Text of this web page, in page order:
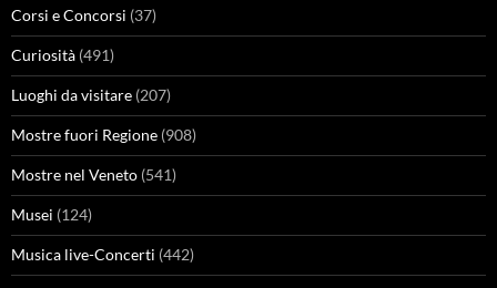
Corsi e Concorsi (37)
Curiosità (491)
Luoghi da visitare (207)
Mostre fuori Regione (908)
Mostre nel Veneto (541)
Musei (124)
Musica live-Concerti (442)